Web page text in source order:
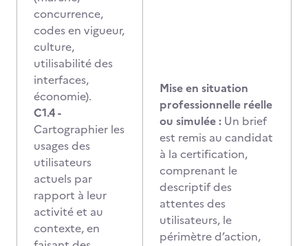
concurrence,
codes en vigueur,
culture,
utilisabilité des
interfaces,
économie).
C1.4 -
Cartographier les
usages des
utilisateurs
actuels par
rapport à leur
activité et au
contexte, en
Mise en situation
professionnelle réelle
ou simulée : Un brief
est remis au candidat
à la certification,
comprenant le
descriptif des
attentes des
utilisateurs, le
périmètre d’action,